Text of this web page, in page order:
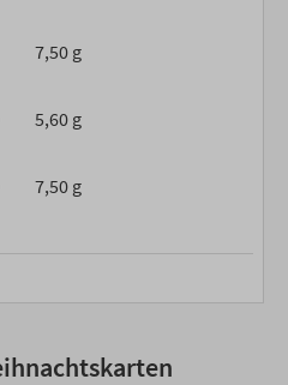
7,50 g
5,60 g
7,50 g